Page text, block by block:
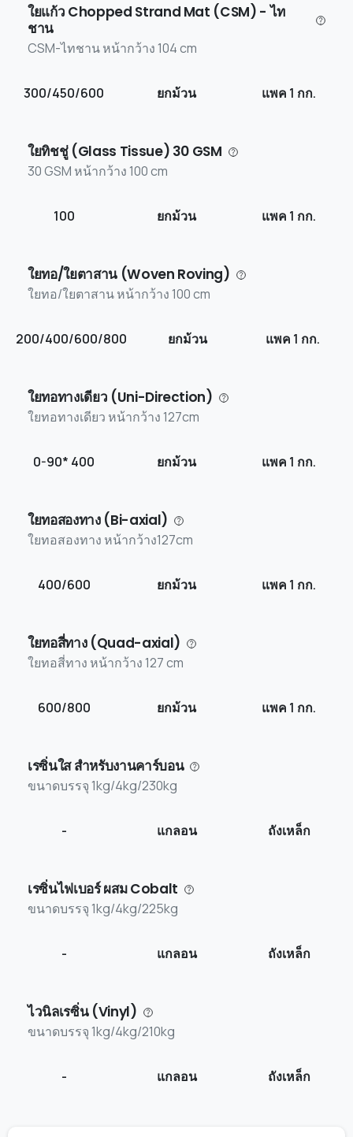
ใยแก้ว Chopped Strand Mat (CSM) - ไท
ชาน
CSM-ไทชาน หน้ากว้าง 104 cm
300/450/600 ยกม้วน แพค 1 กก.
ใยทิชชู่ (Glass Tissue) 30 GSM
30 GSM หน้ากว้าง 100 cm
100 ยกม้วน แพค 1 กก.
ใยทอ/ใยตาสาน (Woven Roving)
ใยทอ/ใยตาสาน หน้ากว้าง 100 cm
200/400/600/800 ยกม้วน แพค 1 กก.
ใยทอทางเดียว (Uni-Direction)
ใยทอทางเดียว หน้ากว้าง 127cm
0-90* 400 ยกม้วน แพค 1 กก.
ใยทอสองทาง (Bi-axial)
ใยทอสองทาง หน้ากว้าง127cm
400/600 ยกม้วน แพค 1 กก.
ใยทอสี่ทาง (Quad-axial)
ใยทอสี่ทาง หน้ากว้าง 127 cm
600/800 ยกม้วน แพค 1 กก.
เรซิ่นใส สำหรับงานคาร์บอน
ขนาดบรรจุ 1kg/4kg/230kg
- แกลอน ถังเหล็ก
เรซิ่นไฟเบอร์ ผสม Cobalt
ขนาดบรรจุ 1kg/4kg/225kg
- แกลอน ถังเหล็ก
ไวนิลเรซิ่น (Vinyl)
ขนาดบรรจุ 1kg/4kg/210kg
- แกลอน ถังเหล็ก